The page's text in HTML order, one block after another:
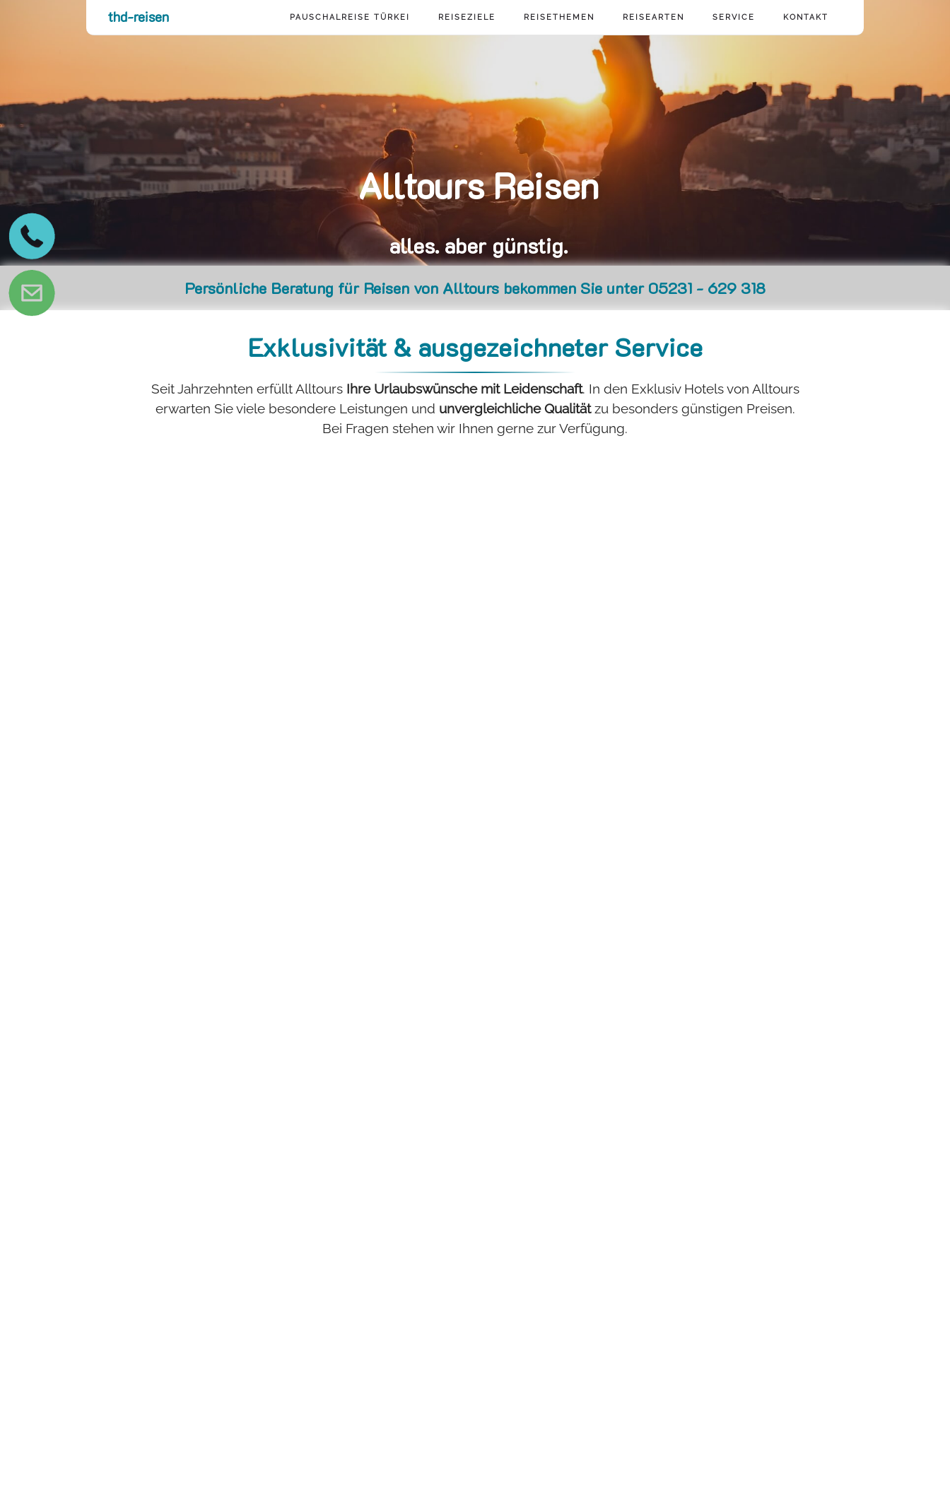
thd-reisen PAUSCHALREISE TÜRKEI REISEZIELE REISETHEMEN REISEARTEN SERVICE KONTAKT
Alltours Reisen
alles. aber günstig.
Persönliche Beratung für Reisen von Alltours bekommen Sie unter 05231 - 629 318
Exklusivität & ausgezeichneter Service
Seit Jahrzehnten erfüllt Alltours Ihre Urlaubswünsche mit Leidenschaft. In den Exklusiv Hotels von Alltours
erwarten Sie viele besondere Leistungen und unvergleichliche Qualitätzu besonders günstigen Preisen.
Bei Fragen stehen wir Ihnen gerne zur Verfügung.